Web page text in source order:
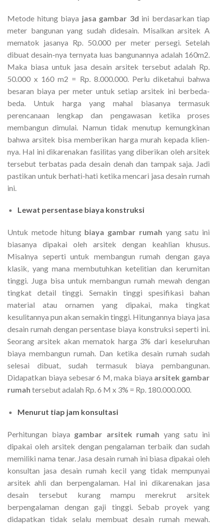
Metode hitung biaya jasa gambar 3d ini berdasarkan tiap
meter bangunan yang sudah didesain. Misalkan arsitek A
mematok jasanya Rp. 50.000 per meter persegi. Setelah
dibuat desain-nya ternyata luas bangunannya adalah 160m2.
Maka biasa untuk jasa desain arsitek tersebut adalah Rp.
50.000 x 160 m2 = Rp. 8.000.000. Perlu diketahui bahwa
besaran biaya per meter untuk setiap arsitek ini berbeda-
beda. Untuk harga yang mahal biasanya termasuk
perencanaan lengkap dan pengawasan ketika proses
membangun dimulai. Namun tidak menutup kemungkinan
bahwa arsitek bisa memberikan harga murah kepada klien-
nya. Hal ini dikarenakan fasilitas yang diberikan oleh arsitek
tersebut terbatas pada desain denah dan tampak saja. Jadi
pastikan untuk berhati-hati ketika mencari jasa desain rumah
ini.
Lewat persentase biaya konstruksi
Untuk metode hitung biaya gambar rumah yang satu ini
biasanya dipakai oleh arsitek dengan keahlian khusus.
Misalnya seperti untuk membangun rumah dengan gaya
klasik, yang mana membutuhkan ketelitian dan kerumitan
tinggi. Juga bisa untuk membangun rumah mewah dengan
tingkat detail tinggi. Semakin tinggi spesifikasi bahan
material atau ornamen yang dipakai, maka tingkat
kesulitannya pun akan semakin tinggi. Hitungannya biaya jasa
desain rumah dengan persentase biaya konstruksi seperti ini.
Seorang arsitek akan mematok harga 3% dari keseluruhan
biaya membangun rumah. Dan ketika desain rumah sudah
selesai dibuat, sudah termasuk biaya pembangunan.
Didapatkan biaya sebesar 6 M, maka biaya arsitek gambar
rumah tersebut adalah Rp. 6 M x 3% = Rp. 180.000.000.
Menurut tiap jam konsultasi
Perhitungan biaya gambar arsitek rumah yang satu ini
dipakai oleh arsitek dengan pengalaman terbaik dan sudah
memiliki nama tenar. Jasa desain rumah ini biasa dipakai oleh
konsultan jasa desain rumah kecil yang tidak mempunyai
arsitek ahli dan berpengalaman. Hal ini dikarenakan jasa
desain tersebut kurang mampu merekrut arsitek
berpengalaman dengan gaji tinggi. Sebab proyek yang
didapatkan tidak selalu membuat desain rumah mewah.